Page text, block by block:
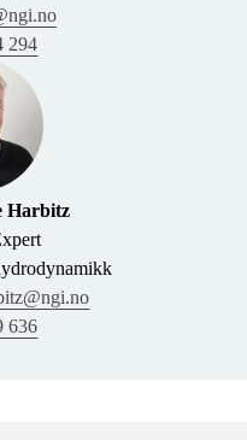
294
Harbitz
636